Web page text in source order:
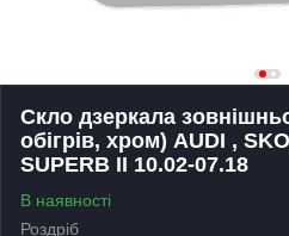
Скло дзеркала
обігрів, хром) AUDI ,
SUPERB II 10.02-07.18
В наявності
Роздріб